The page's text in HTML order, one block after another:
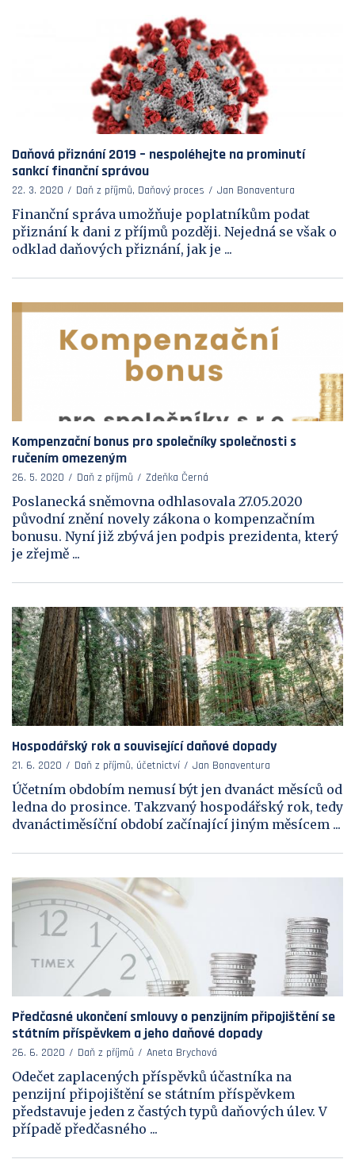
Daňová přiznání 2019 – nespoléhejte na prominutí
sankcí finanční správou
22. 3. 2020 Daň z příjmů, Daňový proces Jan Bonaventura
Finanční správa umožňuje poplatníkům podat
přiznání k dani z příjmů později. Nejedná se však o
odklad daňových přiznání, jak je ...
Kompenzační bonus pro společníky společnosti s
ručením omezeným
26. 5. 2020 Daň z příjmů Zdeňka Černá
Poslanecká sněmovna odhlasovala 27.05.2020
původní znění novely zákona o kompenzačním
bonusu. Nyní již zbývá jen podpis prezidenta, který
je zřejmě ...
Hospodářský rok a související daňové dopady
21. 6. 2020 Daň z příjmů, účetnictví Jan Bonaventura
Účetním obdobím nemusí být jen dvanáct měsíců od
ledna do prosince. Takzvaný hospodářský rok, tedy
dvanáctiměsíční období začínající jiným měsícem ...
Předčasné ukončení smlouvy o penzijním připojištění se
státním příspěvkem a jeho daňové dopady
26. 6. 2020 Daň z příjmů Aneta Brychová
Odečet zaplacených příspěvků účastníka na
penzijní připojištění se státním příspěvkem
představuje jeden z častých typů daňových úlev. V
případě předčasného ...